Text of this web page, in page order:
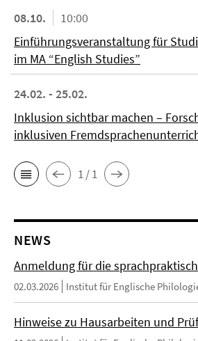
08.10.
10:00
Einführungsveranstaltung für
im MA “English Studies”
24.02. - 25.02.
Inklusion sichtbar machen –
inklusiven
1 / 1
NEWS
Anmeldung für die
02.03.2026 Institut für Englische
Hinweise zu Hausarbeiten und